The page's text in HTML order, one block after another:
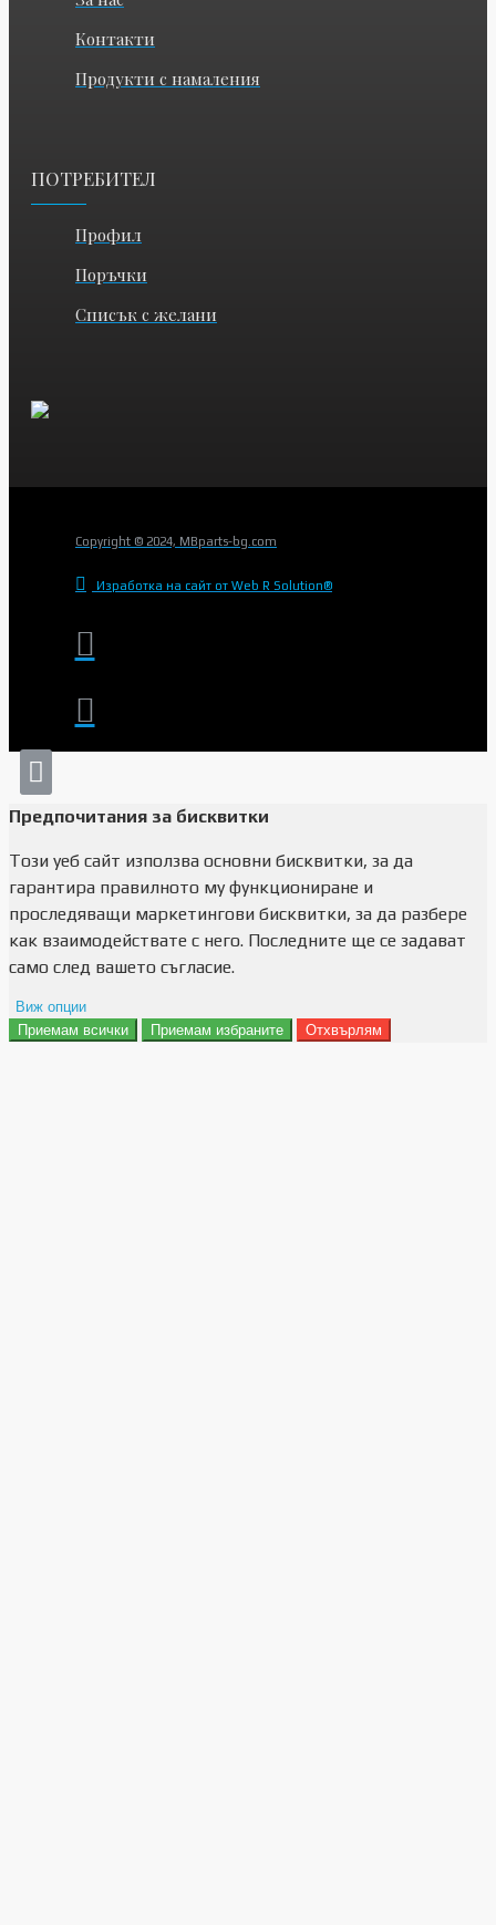
Контакти
Продукти с намаления
ПОТРЕБИТЕЛ
Профил
Поръчки
Списък с желани
Copyright © 2024, MBparts-bg.com
Изработка на сайт от Web R Solution®
Предпочитания за бисквитки
Този уеб сайт използва основни бисквитки, за да
гарантира правилното му функциониране и
проследяващи маркетингови бисквитки, за да разбере
как взаимодействате с него. Последните ще се задават
само след вашето съгласие.
Виж опции
Препочитания за реклами
Приемам всички Приемам избраните Отхвърлям